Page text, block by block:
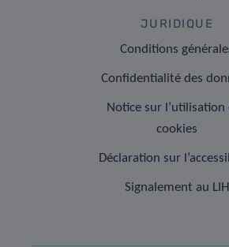
JURIDIQUE
Conditions
Confidentialité des
Notice sur l’utilisation
cookies
Déclaration sur
Signalement au LIH